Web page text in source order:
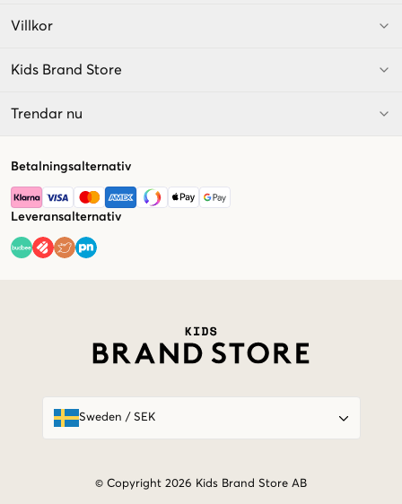
Villkor
Kids Brand Store
Trendar nu
Betalningsalternativ
Leveransalternativ
Sweden / SEK
© Copyright 2026 Kids Brand Store AB